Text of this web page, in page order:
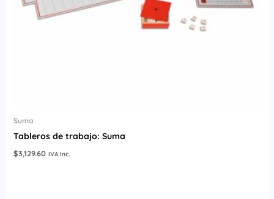
Suma
Tableros de trabajo: Suma
$3,129.60 IVA Inc.